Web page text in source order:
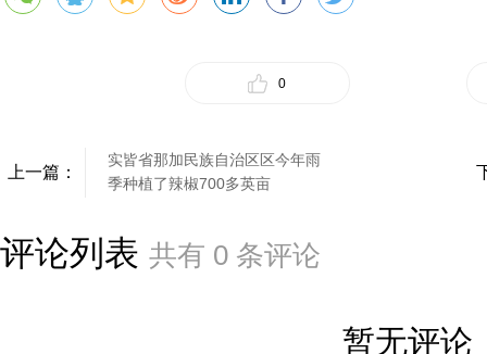
0
上一篇：
实皆省那加民族自治区区今年雨
季种植了辣椒700多英亩
评论列表 共有 0 条评论
暂无评论